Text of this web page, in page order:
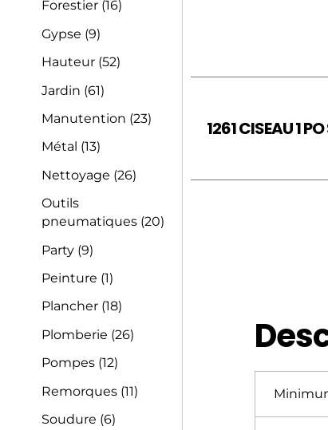
Forestier (16)
Gypse (9)
Hauteur (52)
Jardin (61)
Manutention (23)
Métal (13)
Nettoyage (26)
Outils
pneumatiques (20)
Party (9)
Peinture (1)
Plancher (18)
Plomberie (26)
Pompes (12)
Remorques (11)
Soudure (6)
1261 CISEAU 1